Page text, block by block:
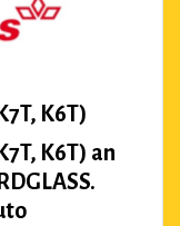
K6T)
K6T) an